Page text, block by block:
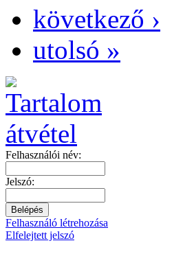
következő ›
utolsó »
Felhasználói név:
Jelszó:
Felhasználó létrehozása
Elfelejtett jelszó